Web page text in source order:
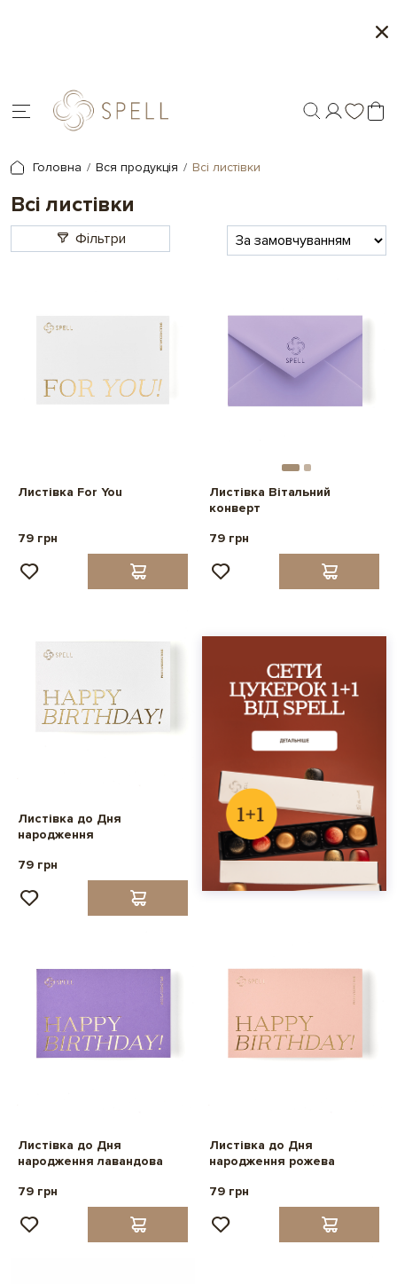
Головна Вся продукція Всі листівки
Всі листівки
Фільтри
Листівка For You
79 грн
Листівка Вітальний
конверт
79 грн
Листівка до Дня
народження
79 грн
Листівка до Дня
народження лавандова
79 грн
Листівка до Дня
народження рожева
79 грн